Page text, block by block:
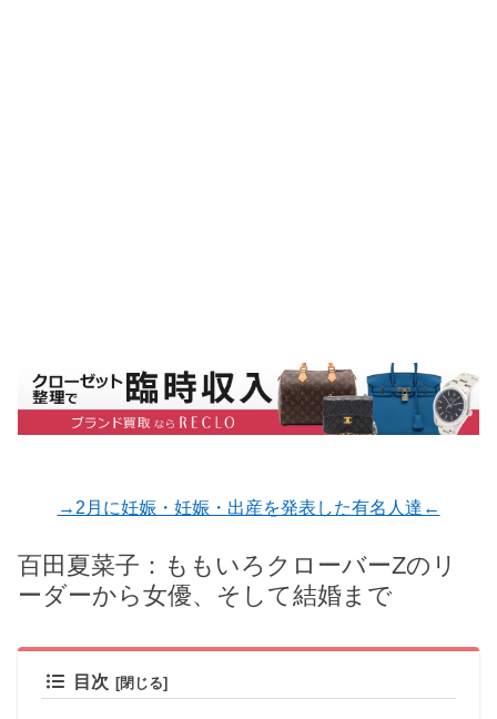
→2月に妊娠・妊娠・出産を発表した有名人達←
百田夏菜子：ももいろクローバーZのリ
ーダーから女優、そして結婚まで
目次